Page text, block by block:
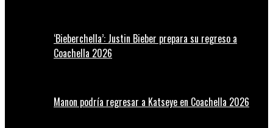
‘Bieberchella’: Justin Bieber prepara su regreso a
Coachella 2026
Manon podría regresar a Katseye en Coachella 2026